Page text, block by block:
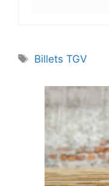
Étiquettes
Billets TGV